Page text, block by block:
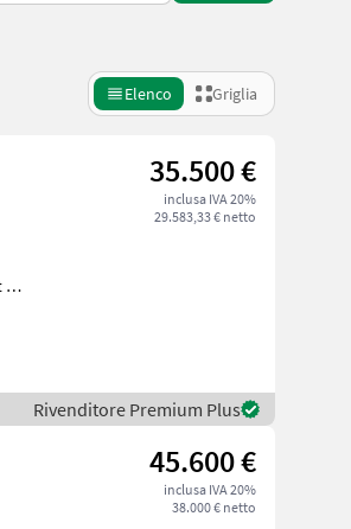
Elenco Griglia
35.500 €
inclusa IVA 20%
29.583,33 € netto
Rivenditore Premium Plus
45.600 €
inclusa IVA 20%
38.000 € netto